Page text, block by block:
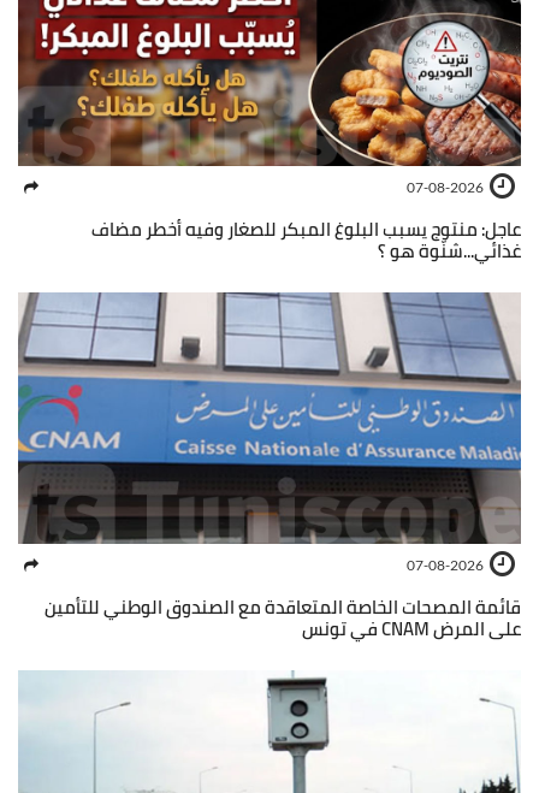
07-08-2026
عاجل: منتوج يسبب البلوغ المبكر للصغار وفيه أخطر مضاف
غذائي...شنّوة هو ؟
07-08-2026
قائمة المصحات الخاصة المتعاقدة مع الصندوق الوطني للتأمين
على المرض CNAM في تونس